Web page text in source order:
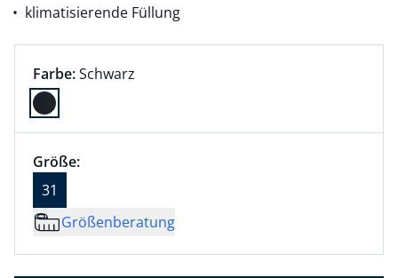
klimatisierende Füllung
Farbauswahl:
Farbe:aktuell ausgewählt:
Schwarz
Farbe Schwarz ausgewählt
Größenauswahl:
Größe:
Größe 31 ausgewählt
31
Größenberatung